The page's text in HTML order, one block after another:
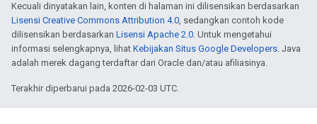
Kecuali dinyatakan lain, konten di halaman ini dilisensikan berdasarkan
Lisensi Creative Commons Attribution 4.0, sedangkan contoh kode
dilisensikan berdasarkan Lisensi Apache 2.0. Untuk mengetahui
informasi selengkapnya, lihat Kebijakan Situs Google Developers. Java
adalah merek dagang terdaftar dari Oracle dan/atau afiliasinya.
Terakhir diperbarui pada 2026-02-03 UTC.